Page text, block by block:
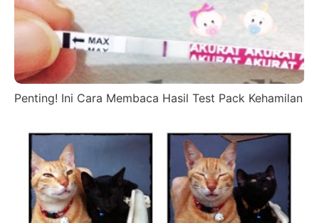
Penting! Ini Cara Membaca Hasil Test Pack Kehamilan